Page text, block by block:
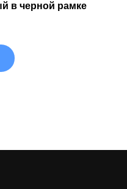
в черной рамке